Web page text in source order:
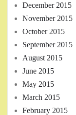
December 2015
November 2015
October 2015
September 2015
August 2015
June 2015
May 2015
March 2015
February 2015